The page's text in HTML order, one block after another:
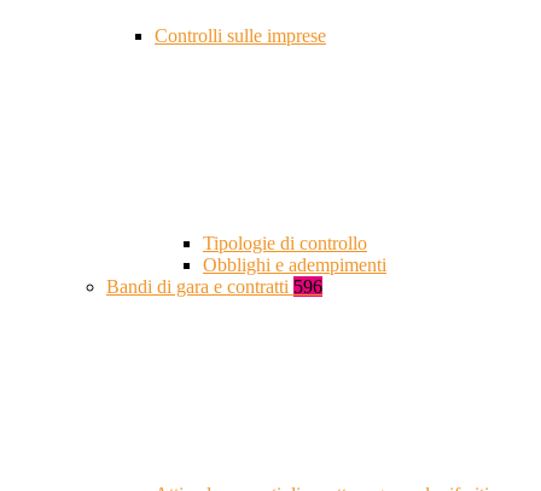
Controlli sulle imprese
Tipologie di controllo
Obblighi e adempimenti
Bandi di gara e contratti 596